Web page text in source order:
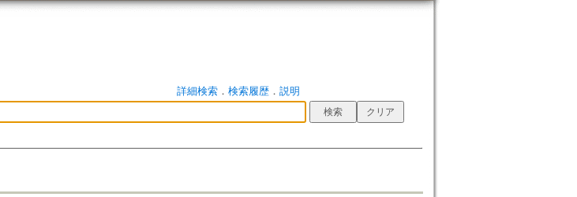
詳細検索． 検索履歴． 説明